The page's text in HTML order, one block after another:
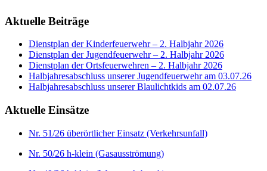
Aktuelle Beiträge
Dienstplan der Kinderfeuerwehr – 2. Halbjahr 2026
Dienstplan der Jugendfeuerwehr – 2. Halbjahr 2026
Dienstplan der Ortsfeuerwehren – 2. Halbjahr 2026
Halbjahresabschluss unserer Jugendfeuerwehr am 03.07.26
Halbjahresabschluss unserer Blaulichtkids am 02.07.26
Aktuelle Einsätze
Nr. 51/26 überörtlicher Einsatz (Verkehrsunfall)
Nr. 50/26 h-klein (Gasausströmung)